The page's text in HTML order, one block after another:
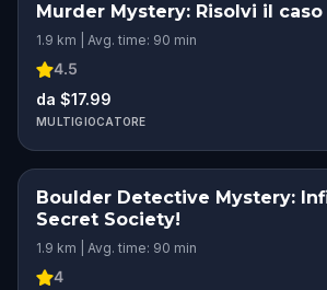
Murder Mystery: Risolvi il
1.9 km | Avg. time: 90 min
4.5
da $17.99
MULTIGIOCATORE
Boulder Detective Mystery:
Secret Society!
1.9 km | Avg. time: 90 min
4